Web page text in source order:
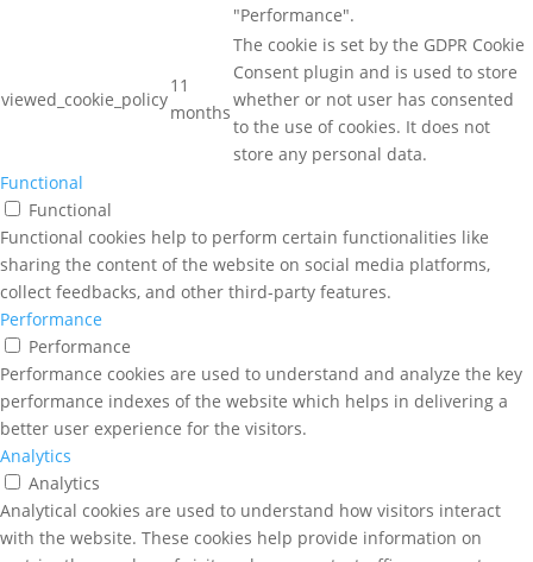
"Performance".
viewed_cookie_policy
11
months
The cookie is set by the GDPR Cookie
Consent plugin and is used to store
whether or not user has consented
to the use of cookies. It does not
store any personal data.
Functional
Functional
Functional cookies help to perform certain functionalities like
sharing the content of the website on social media platforms,
collect feedbacks, and other third-party features.
Performance
Performance
Performance cookies are used to understand and analyze the key
performance indexes of the website which helps in delivering a
better user experience for the visitors.
Analytics
Analytics
Analytical cookies are used to understand how visitors interact
with the website. These cookies help provide information on